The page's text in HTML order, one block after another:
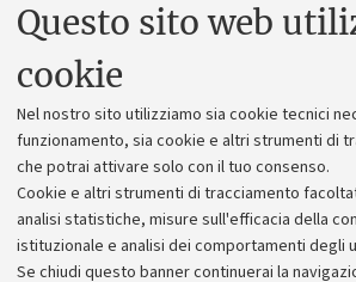
Questo sito web
cookie
Nel nostro sito utilizziamo sia cookie tecnici
funzionamento, sia cookie e altri strumenti di
che potrai attivare solo con il tuo consenso.
Cookie e altri strumenti di tracciamento
analisi statistiche, misure sull'efficacia della
istituzionale e analisi dei comportamenti degli
Se chiudi questo banner continuerai la
Contatti e PEC
Alumni community
Piano strategico
Bilanci
Donazioni e 5x1000